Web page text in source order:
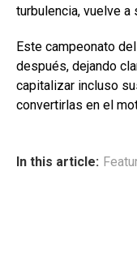
turbulencia, vuelve
Este campeonato
después, dejando
capitalizar incluso
convertirlas en el
In this article: